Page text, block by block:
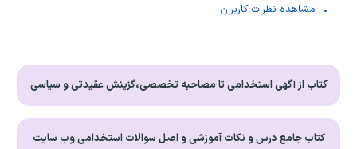
مشاهده نظرات کاربران
کتاب از آگهی استخدامی تا مصاحبه تخصصی،گزینش عقیدتی و سیاسی
کتاب جامع درس و نکات آموزشی و اصل سوالات استخدامی وب سایت